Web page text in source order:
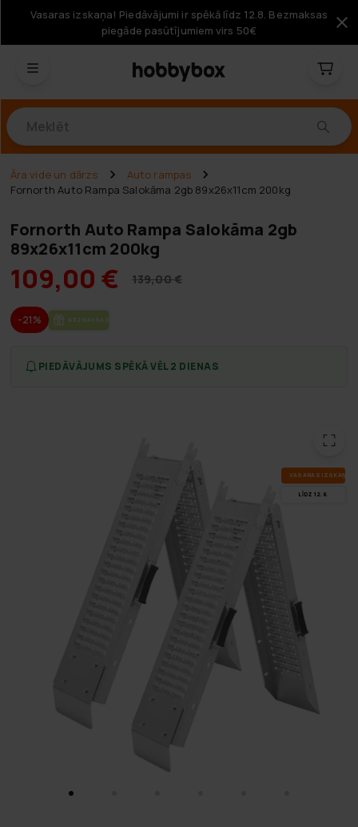
Vasaras izskaņa! Piedāvājumi ir spēkā līdz 12.8. Bezmaksas
piegāde pasūtījumiem virs 50€
Āra vide un dārzs
Auto rampas
Fornorth Auto Rampa Salokāma 2gb 89x26x11cm 200kg
Fornorth Auto Rampa Salokāma 2gb
89x26x11cm 200kg
109,00 € 139,00 €
-21% BEZ­MAK­SAS PIE­GĀ­DE
PIEDĀVĀJUMS SPĒKĀ VĒL 2 DIENAS
VA­SA­RAS IZ­SKA­ŅA
LĪDZ 12.8.